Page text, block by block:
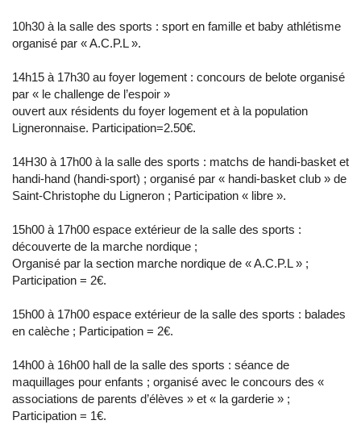
10h30 à la salle des sports : sport en famille et baby athlétisme
organisé par « A.C.P.L ».
14h15 à 17h30 au foyer logement : concours de belote organisé
par « le challenge de l’espoir »
ouvert aux résidents du foyer logement et à la population
Ligneronnaise. Participation=2.50€.
14H30 à 17h00 à la salle des sports : matchs de handi-basket et
handi-hand (handi-sport) ; organisé par « handi-basket club » de
Saint-Christophe du Ligneron ; Participation « libre ».
15h00 à 17h00 espace extérieur de la salle des sports :
découverte de la marche nordique ;
Organisé par la section marche nordique de « A.C.P.L » ;
Participation = 2€.
15h00 à 17h00 espace extérieur de la salle des sports : balades
en calèche ; Participation = 2€.
14h00 à 16h00 hall de la salle des sports : séance de
maquillages pour enfants ; organisé avec le concours des «
associations de parents d’élèves » et « la garderie » ;
Participation = 1€.